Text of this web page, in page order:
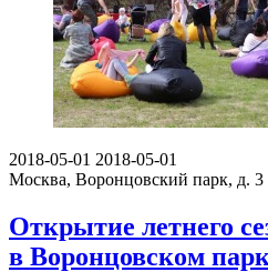
2018-05-01 2018-05-01
Москва, Воронцовский парк, д. 3
Открытие летнего
в Воронцовском